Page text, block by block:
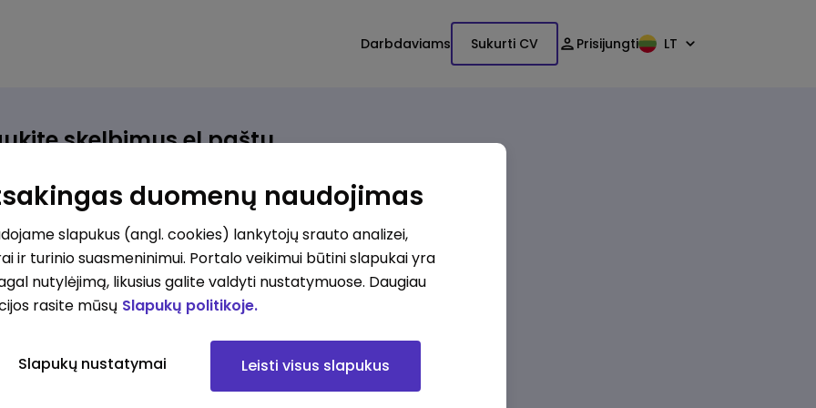
Darbdaviams Sukurti CV Prisijungti LT
skelbimus el.paštu
atsiras, iš karto gausite jį el. paštu.
ieškote darbo?*
Pridėti naują
Kokios srities darbo pasiūlymai jus domina?
Pridėti naują
duomenų naudojimas
slapukus (angl. cookies) lankytojų srauto analizei,
ir turinio suasmeninimui. Portalo veikimui būtini slapukai yra
nutylėjimą, likusius galite valdyti nustatymuose. Daugiau
rasite mūsų Slapukų politikoje.
Slapukų nustatymai Leisti visus slapukus